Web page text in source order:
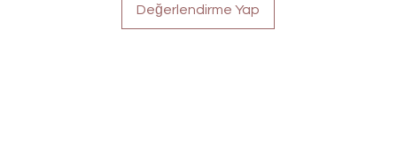
Değerlendirme Yap